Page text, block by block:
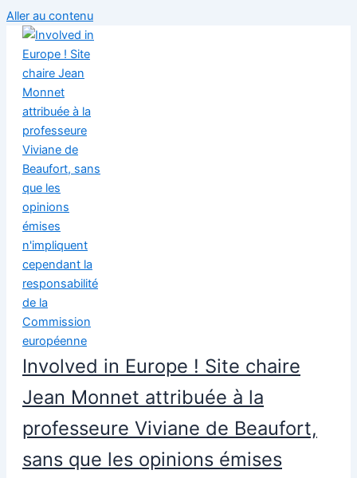
Aller au contenu
Involved in Europe ! Site chaire
Jean Monnet attribuée à la
professeure Viviane de Beaufort,
sans que les opinions émises